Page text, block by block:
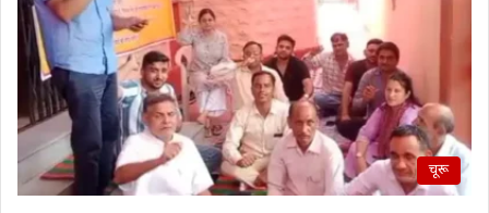
चूरू